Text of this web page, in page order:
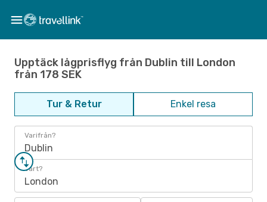
Upptäck lågprisflyg från Dublin till London
från 178 SEK
Tur & Retur Enkel resa
Varifrån?
Dublin
Vart?
London